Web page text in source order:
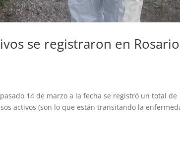
se registraron en
14 de marzo a la fecha se registró un total de
activos (son lo que están transitando la